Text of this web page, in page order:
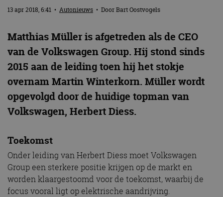
13 apr 2018, 6:41 • Autonieuws • DoorBart Oostvogels
Matthias Müller is afgetreden als de CEO
van de Volkswagen Group. Hij stond sinds
2015 aan de leiding toen hij het stokje
overnam Martin Winterkorn. Müller wordt
opgevolgd door de huidige topman van
Volkswagen, Herbert Diess.
Toekomst
Onder leiding van Herbert Diess moet Volkswagen
Group een sterkere positie krijgen op de markt en
worden klaargestoomd voor de toekomst, waarbij de
focus vooral ligt op elektrische aandrijving.